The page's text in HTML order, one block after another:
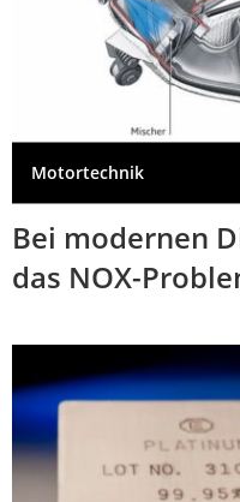
Motortechnik
Bei modernen
das NOX-